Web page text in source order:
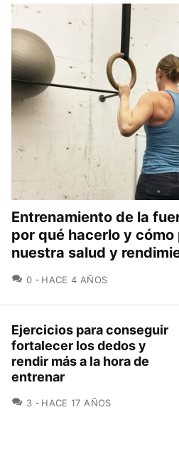
Entrenamiento de la
por qué hacerlo y
nuestra salud y
0 COMENTARIOS
HACE 4 AÑOS
Ejercicios para conseguir
fortalecer los dedos y
rendir más a la hora de
entrenar
3 COMENTARIOS
HACE 17 AÑOS